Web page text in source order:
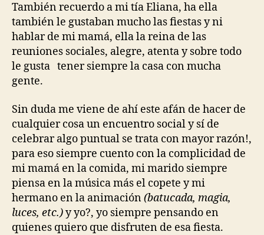
También recuerdo a mi tía Eliana, ha ella
también le gustaban mucho las fiestas y ni
hablar de mi mamá, ella la reina de las
reuniones sociales, alegre, atenta y sobre todo
le gusta tener siempre la casa con mucha
gente.
Sin duda me viene de ahí este afán de hacer de
cualquier cosa un encuentro social y sí de
celebrar algo puntual se trata con mayor razón!,
para eso siempre cuento con la complicidad de
mi mamá en la comida, mi marido siempre
piensa en la música más el copete y mi
hermano en la animación(batucada, magia,
luces, etc.)y yo?, yo siempre pensando en
quienes quiero que disfruten de esa fiesta.